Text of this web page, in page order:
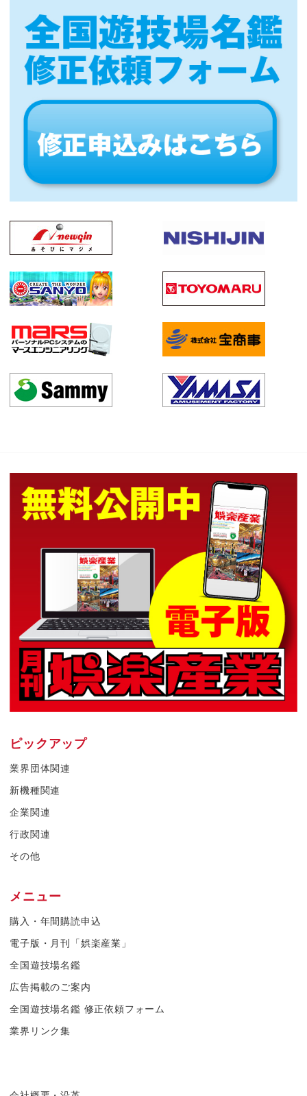
ピックアップ
業界団体関連
新機種関連
企業関連
行政関連
その他
メニュー
購入・年間購読申込
電子版・月刊「娯楽産業」
全国遊技場名鑑
広告掲載のご案内
全国遊技場名鑑 修正依頼フォーム
業界リンク集